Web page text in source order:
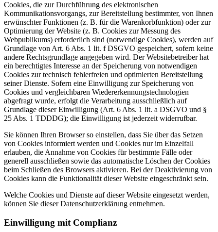
Cookies, die zur Durchführung des elektronischen
Kommunikationsvorgangs, zur Bereitstellung bestimmter, von Ihnen
erwünschter Funktionen (z. B. für die Warenkorbfunktion) oder zur
Optimierung der Website (z. B. Cookies zur Messung des
Webpublikums) erforderlich sind (notwendige Cookies), werden auf
Grundlage von Art. 6 Abs. 1 lit. f DSGVO gespeichert, sofern keine
andere Rechtsgrundlage angegeben wird. Der Websitebetreiber hat
ein berechtigtes Interesse an der Speicherung von notwendigen
Cookies zur technisch fehlerfreien und optimierten Bereitstellung
seiner Dienste. Sofern eine Einwilligung zur Speicherung von
Cookies und vergleichbaren Wiedererkennungstechnologien
abgefragt wurde, erfolgt die Verarbeitung ausschließlich auf
Grundlage dieser Einwilligung (Art. 6 Abs. 1 lit. a DSGVO und §
25 Abs. 1 TDDDG); die Einwilligung ist jederzeit widerrufbar.
Sie können Ihren Browser so einstellen, dass Sie über das Setzen
von Cookies informiert werden und Cookies nur im Einzelfall
erlauben, die Annahme von Cookies für bestimmte Fälle oder
generell ausschließen sowie das automatische Löschen der Cookies
beim Schließen des Browsers aktivieren. Bei der Deaktivierung von
Cookies kann die Funktionalität dieser Website eingeschränkt sein.
Welche Cookies und Dienste auf dieser Website eingesetzt werden,
können Sie dieser Datenschutzerklärung entnehmen.
Einwilligung mit Complianz